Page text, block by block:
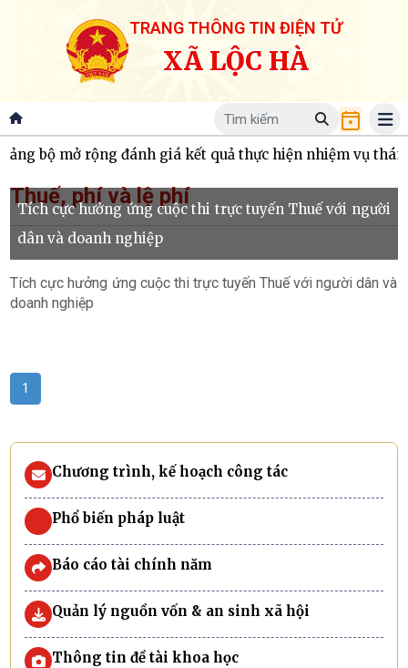
TRANG THÔNG TIN ĐIỆN TỬ
XÃ LỘC HÀ
bộ mở rộng đánh giá kết quả thực hiện nhiệm vụ
Thuế, phí và lệ phí
Tích cực hưởng ứng cuộc thi trực tuyến Thuế với người
dân và doanh nghiệp
Tích cực hưởng ứng cuộc thi trực tuyến Thuế với người dân và
doanh nghiệp
1
Chương trình, kế hoạch công tác
Phổ biến pháp luật
Báo cáo tài chính năm
Quản lý nguồn vốn & an sinh xã hội
Thông tin đề tài khoa học